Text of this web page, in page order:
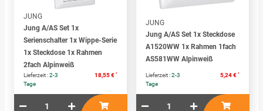
JUNG
Jung A/AS Set 1x
Serienschalter 1x Wippe-Serie
1x Steckdose 1x Rahmen
2fach Alpinweiß
Lieferzeit :2-3
Tage
18,55 € *
JUNG
Jung A/AS Set 1x Steckdose
A1520WW 1x Rahmen 1fach
AS581WW Alpinweiß
Lieferzeit :2-3
Tage
5,24 € *